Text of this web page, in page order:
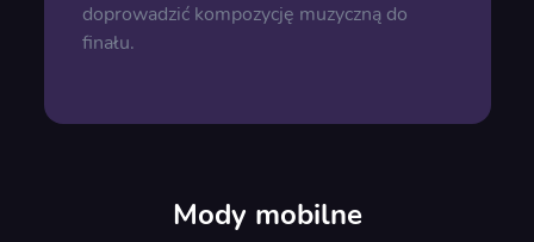
doprowadzić kompozycję muzyczną do
finału.
Mody mobilne